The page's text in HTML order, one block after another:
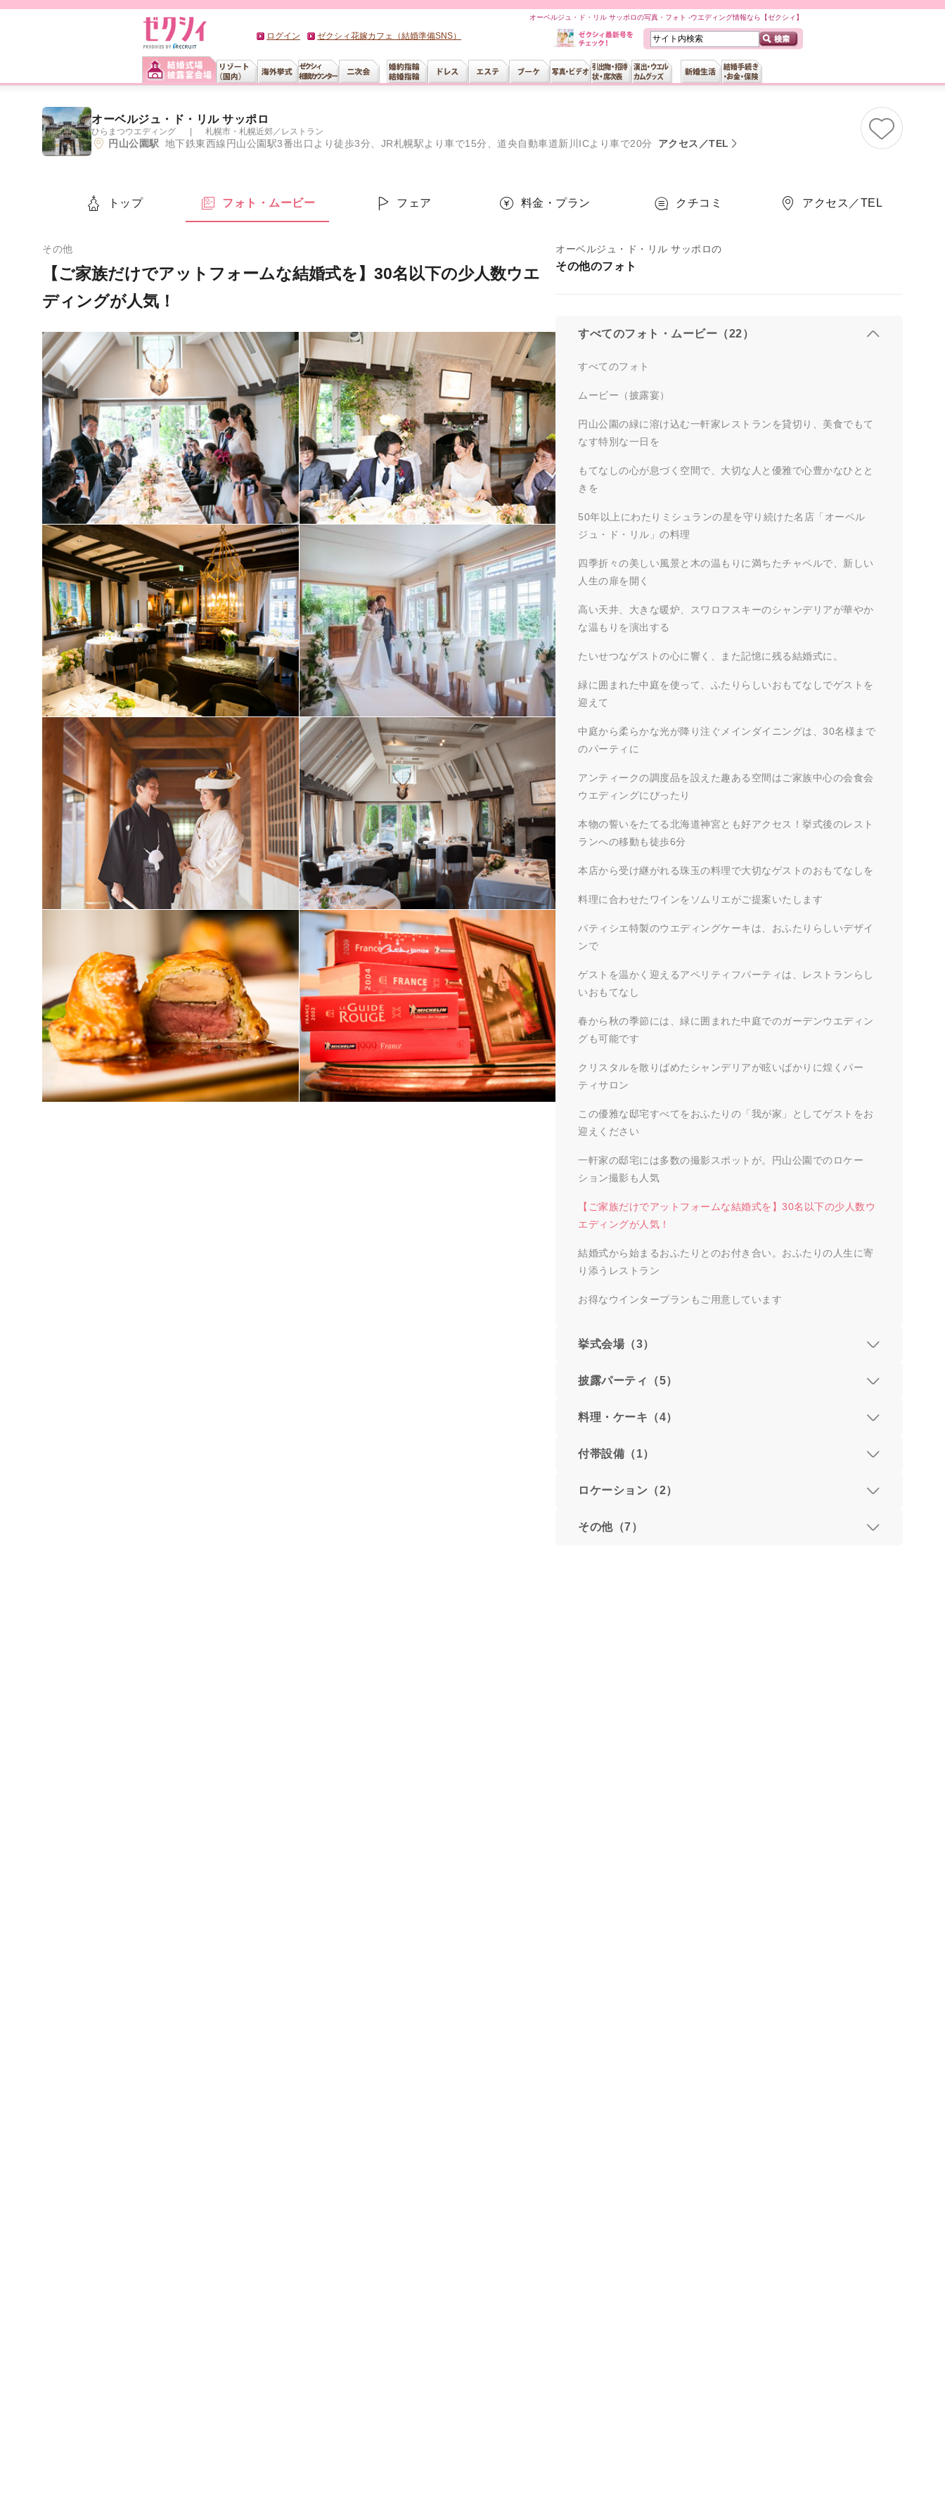
オーベルジュ・ド・リル サッポロの写真・フォト -ウエディング情報なら【ゼクシィ】
ログイン ゼクシィ花嫁カフェ（結婚準備SNS）
オーベルジュ・ド・リル サッポロ
ひらまつウエディング 札幌市・札幌近郊 ／ レストラン
円山公園駅 地下鉄東西線円山公園駅3番出口より徒歩3分、JR札幌駅より車で15分、道央自動車道新川ICより車で20分 アクセス／TEL
トップ フォト・ムービー フェア 料金・プラン クチコミ アクセス／TEL
【ご家族だけでアットフォームな結婚式を】30名以下の少人数ウエ
ディングが人気！
その他 オーベルジュ・ド・リル サッポロの
その他のフォト
すべてのフォト・ムービー（22）
すべてのフォト
ムービー（披露宴）
円山公園の緑に溶け込む一軒家レストランを貸切り、美食でもて
なす特別な一日を
もてなしの心が息づく空間で、大切な人と優雅で心豊かなひとと
きを
50年以上にわたりミシュランの星を守り続けた名店「オーベル
ジュ・ド・リル」の料理
四季折々の美しい風景と木の温もりに満ちたチャペルで、新しい
人生の扉を開く
高い天井、大きな暖炉、スワロフスキーのシャンデリアが華やか
な温もりを演出する
たいせつなゲストの心に響く、また記憶に残る結婚式に。
緑に囲まれた中庭を使って、ふたりらしいおもてなしでゲストを
迎えて
中庭から柔らかな光が降り注ぐメインダイニングは、30名様まで
のパーティに
アンティークの調度品を設えた趣ある空間はご家族中心の会食会
ウエディングにぴったり
本物の誓いをたてる北海道神宮とも好アクセス！挙式後のレスト
ランへの移動も徒歩6分
本店から受け継がれる珠玉の料理で大切なゲストのおもてなしを
料理に合わせたワインをソムリエがご提案いたします
パティシエ特製のウエディングケーキは、おふたりらしいデザイ
ンで
ゲストを温かく迎えるアペリティフパーティは、レストランらし
いおもてなし
春から秋の季節には、緑に囲まれた中庭でのガーデンウエディン
グも可能です
クリスタルを散りばめたシャンデリアが眩いばかりに煌くパー
ティサロン
この優雅な邸宅すべてをおふたりの「我が家」としてゲストをお
迎えください
一軒家の邸宅には多数の撮影スポットが。円山公園でのロケー
ション撮影も人気
【ご家族だけでアットフォームな結婚式を】30名以下の少人数ウ
エディングが人気！
結婚式から始まるおふたりとのお付き合い。おふたりの人生に寄
り添うレストラン
お得なウインタープランもご用意しています
挙式会場（3）
披露パーティ（5）
料理・ケーキ（4）
付帯設備（1）
ロケーション（2）
その他（7）